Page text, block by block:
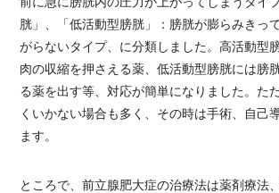
胱」、「低活動型膀胱」：膀胱が膨らみきっ
がらないタイプ、に分類しました。高活動型
肉の収縮を押さえる薬、低活動型膀胱には膀
る薬を出す等、対応が簡単になりました。た
くいかない場合も多く、その時は手術、自己
ます。
ところで、前立腺肥大症の治療法は薬剤療法